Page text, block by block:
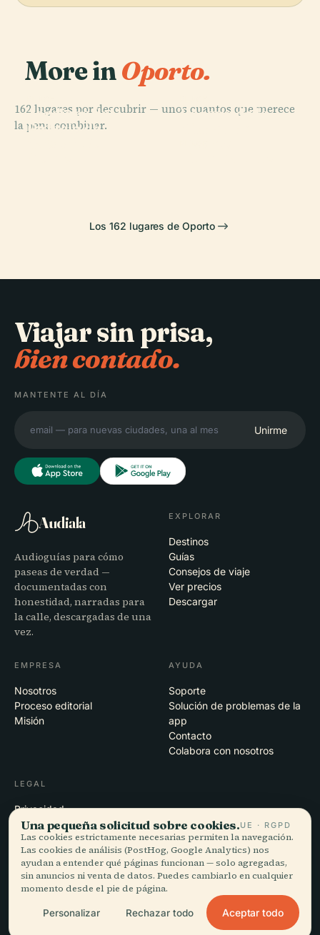
More inOporto.
162 lugares por descubrir — unos cuantos que merece
la pena combinar.
Jardines del
Palacio de
Parque de la
PLACE
Los 162 lugares de Oporto
Viajar sin prisa,
bien contado.
MANTENTE AL DÍA
Unirme
Audiala
Audioguías para cómo
paseas de verdad —
documentadas con
honestidad, narradas para
la calle, descargadas de una
vez.
EXPLORAR
Destinos
Guías
Consejos de viaje
Ver precios
Descargar
EMPRESA
Nosotros
Proceso editorial
Misión
AYUDA
Soporte
Solución de problemas de la
app
Contacto
Colabora con nosotros
LEGAL
Privacidad
Términos
Configuración de cookies
Eliminar cuenta
© 2026 Audiala · Hecho en Morges, Suiza, en la carretera y en la nube
EN · FR · DE · ES · IT · PT · JA · ZH · HI · RU · CS · AR
Una pequeña solicitud sobre cookies.UE · RGPD
Las cookies estrictamente necesarias permiten la navegación.
Las cookies de análisis (PostHog, Google Analytics) nos
ayudan a entender qué páginas funcionan — solo agregadas,
sin anuncios ni venta de datos. Puedes cambiarlo en cualquier
momento desde el pie de página.
Personalizar Rechazar todo Aceptar todo